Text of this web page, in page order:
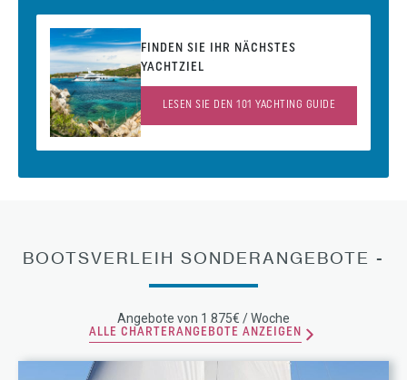
FINDEN SIE IHR NÄCHSTES
YACHTZIEL
LESEN SIE DEN 101 YACHTING GUIDE
BOOTSVERLEIH SONDERANGEBOTE -
Angebote von 1 875€ / Woche
ALLE CHARTERANGEBOTE ANZEIGEN